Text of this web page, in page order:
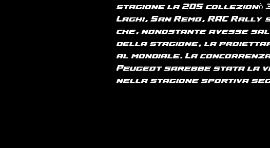
stagione la 205 collezionò
Laghi, San Remo, RAC
che, nonostante avesse
della stagione, la
al mondiale. La
Peugeot sarebbe stata la
nella stagione sportiva